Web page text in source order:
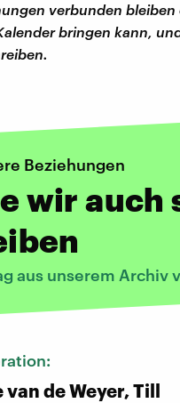
verbunden
bringen kann,
Beziehungen
wir auch
aus unserem Archiv
van de Weyer, Till